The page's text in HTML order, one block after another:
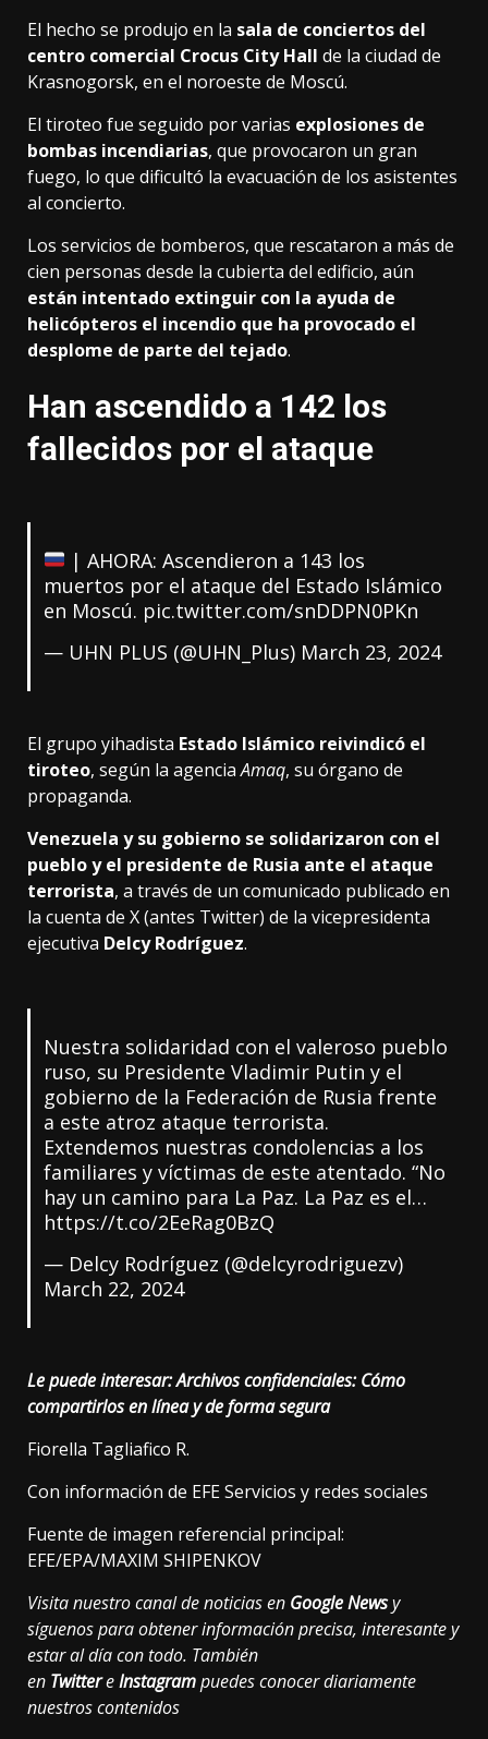
El hecho se produjo en la sala de conciertos del
centro comercial Crocus City Hall de la ciudad de
Krasnogorsk, en el noroeste de Moscú.
El tiroteo fue seguido por varias explosiones de
bombas incendiarias, que provocaron un gran
fuego, lo que dificultó la evacuación de los asistentes
al concierto.
Los servicios de bomberos, que rescataron a más de
cien personas desde la cubierta del edificio, aún
están intentado extinguir con la ayuda de
helicópteros el incendio que ha provocado el
desplome de parte del tejado.
Han ascendido a 142 los
fallecidos por el ataque
| AHORA: Ascendieron a 143 los
muertos por el ataque del Estado Islámico
en Moscú. pic.twitter.com/snDDPN0PKn
— UHN PLUS (@UHN_Plus) March 23, 2024
El grupo yihadista Estado Islámico reivindicó el
tiroteo, según la agenciaAmaq, su órgano de
propaganda.
Venezuela y su gobierno se solidarizaron con el
pueblo y el presidente de Rusia ante el ataque
terrorista, a través de un comunicado publicado en
la cuenta de X (antes Twitter) de la vicepresidenta
ejecutiva Delcy Rodríguez.
Nuestra solidaridad con el valeroso pueblo
ruso, su Presidente Vladimir Putin y el
gobierno de la Federación de Rusia frente
a este atroz ataque terrorista.
Extendemos nuestras condolencias a los
familiares y víctimas de este atentado. “No
hay un camino para La Paz. La Paz es el…
https://t.co/2EeRag0BzQ
— Delcy Rodríguez (@delcyrodriguezv)
March 22, 2024
Le puede interesar:Archivos confidenciales: Cómo
compartirlos en línea y de forma segura
Fiorella Tagliafico R.
Con información de EFE Servicios y redes sociales
Fuente de imagen referencial principal:
EFE/EPA/MAXIM SHIPENKOV
Visita nuestro canal de noticias en Google Newsy
síguenos para obtener información precisa, interesante y
estar al día con todo. También
en TwittereInstagrampuedes conocer diariamente
nuestros contenidos